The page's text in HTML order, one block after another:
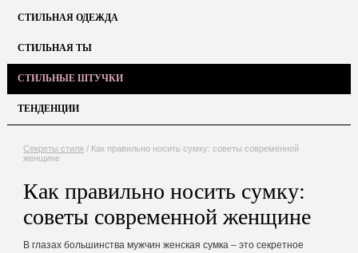
СТИЛЬНАЯ ОДЕЖДА
СТИЛЬНАЯ ТЫ
СТИЛЬНЫЕ ШТУЧКИ
ТЕНДЕНЦИИ
Секреты стиля / Как правильно носить сумку: советы современной
женщине
Как правильно носить сумку:
советы современной женщине
В глазах большинства мужчин женская сумка – это секретное